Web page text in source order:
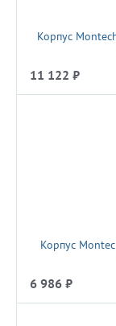
Корпус
11 122 ₽
Корпус
6 986 ₽